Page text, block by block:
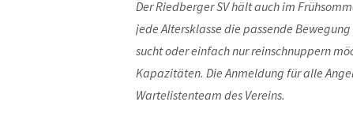
Der Riedberger SV hält auch im
jede Altersklasse die passende
sucht oder einfach nur reinschnuppern
Kapazitäten. Die Anmeldung für alle
Wartelistenteam des Vereins.